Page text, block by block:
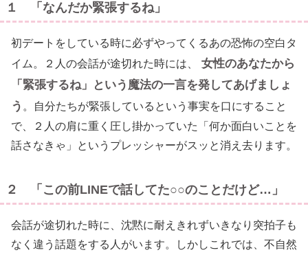
１ 「なんだか緊張するね」
初デートをしている時に必ずやってくるあの恐怖の空白タ
イム。２人の会話が途切れた時には、
女性のあなたから
「緊張するね」という魔法の一言を発してあげましょ
う 。自分たちが緊張しているという事実を口にすること
で、２人の肩に重く圧し掛かっていた「何か面白いことを
話さなきゃ」というプレッシャーがスッと消え去ります。
２ 「この前LINEで話してた○○のことだけど…」
会話が途切れた時に、沈黙に耐えきれずいきなり突拍子も
なく違う話題をする人がいます。しかしこれでは、不自然